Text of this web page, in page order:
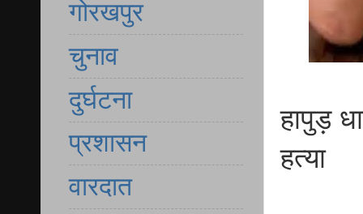
हापुड़
हत्या
गोरखपुर
चुनाव
दुर्घटना
प्रशासन
वारदात